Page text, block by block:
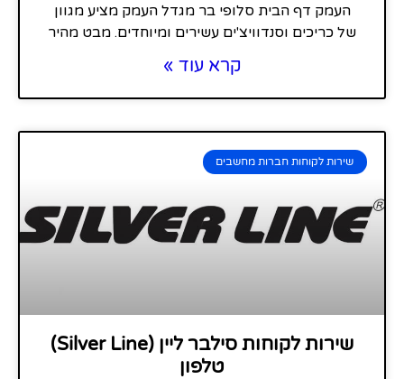
העמק דף הבית סלופי בר מגדל העמק מציע מגוון
של כריכים וסנדוויצ'ים עשירים ומיוחדים. מבט מהיר
קרא עוד »
שירות לקוחות חברות מחשבים
שירות לקוחות סילבר ליין (Silver Line)
טלפון